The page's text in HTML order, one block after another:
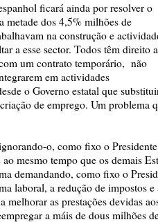
ficará ainda por resolver o
metade dos 4,5% milhões de
na construção e
a esse sector. Todos têm direito a
um contrato temporário, não
em actividades
o Governo estatal que
de emprego. Um problema
o, como fixo o
mesmo tempo que os demais
demandando, como fixo o
laboral, a redução de impostos e
melhorar as prestações devidas
a máis de dous milhões